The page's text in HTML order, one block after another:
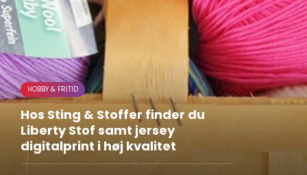
HOBBY & FRITID
Hos Sting & Stoffer finder du
Liberty Stof samt jersey
digitalprint i høj kvalitet